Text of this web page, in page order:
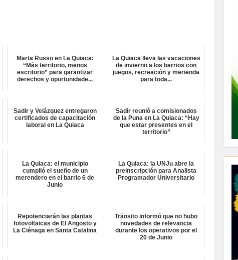
Marta Russo en La Quiaca:
“Más territorio, menos
escritorio” para garantizar
derechos y oportunidade...
La Quiaca lleva las vacaciones
de invierno a los barrios con
juegos, recreación y merienda
para toda...
Sadir y Velázquez entregaron
certificados de capacitación
laboral en La Quiaca
Sadir reunió a comisionados
de la Puna en La Quiaca: “Hay
que estar presentes en el
territorio”
La Quiaca: el municipio
cumplió el sueño de un
merendero en el barrio 6 de
Junio
La Quiaca: la UNJu abre la
preinscripción para Analista
Programador Universitario
Repotenciarán las plantas
fotovoltaicas de El Angosto y
La Ciénaga en Santa Catalina
Tránsito informó que no hubo
novedades de relevancia
durante los operativos por el
20 de Junio